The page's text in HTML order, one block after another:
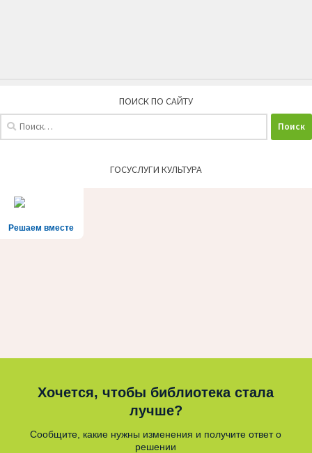
ПОИСК ПО САЙТУ
ГОСУСЛУГИ КУЛЬТУРА
Решаем вместе
Хочется, чтобы библиотека стала
лучше?
Сообщите, какие нужны изменения и получите ответ о
решении